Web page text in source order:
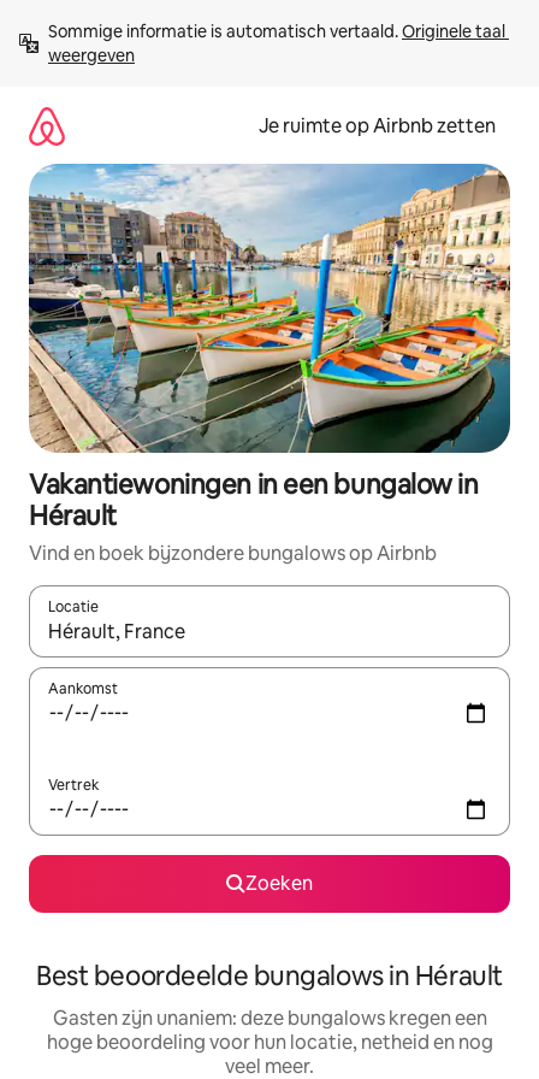
direct
naar
Sommige informatie is automatisch vertaald. Originele taal
weergeven
Je ruimte op Airbnb zetten
Vakantiewoningen in een bungalow in
Hérault
Vind en boek bijzondere bungalows op Airbnb
Locatie
Wanneer er suggesties beschikbaar zijn, maak je een keuze
Aankomst
Vertrek
Zoeken
Best beoordeelde bungalows in Hérault
Gasten zijn unaniem: deze bungalows kregen een
hoge beoordeling voor hun locatie, netheid en nog
veel meer.